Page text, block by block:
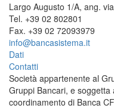
Largo Augusto 1/A, ang.
Tel. +39 02 802801
Fax. +39 02 72093979
info@bancasistema.it
Dati
Contatti
Società appartenente al
Gruppi Bancari, e soggetta
coordinamento di Banca